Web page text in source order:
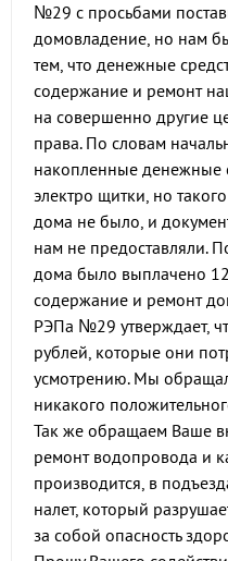
№29 с просьбами
домовладение, но нам
тем, что денежные
содержание и ремонт
на совершенно другие
права. По словам
накопленные денежные
электро щитки, но
дома не было, и
нам не предоставляли.
дома было выплачено
содержание и ремонт
РЭПа №29 утверждает,
рублей, которые они
усмотрению. Мы
никакого
Так же обращаем Ваше
ремонт водопровода и
производится, в
налет, который
за собой опасность